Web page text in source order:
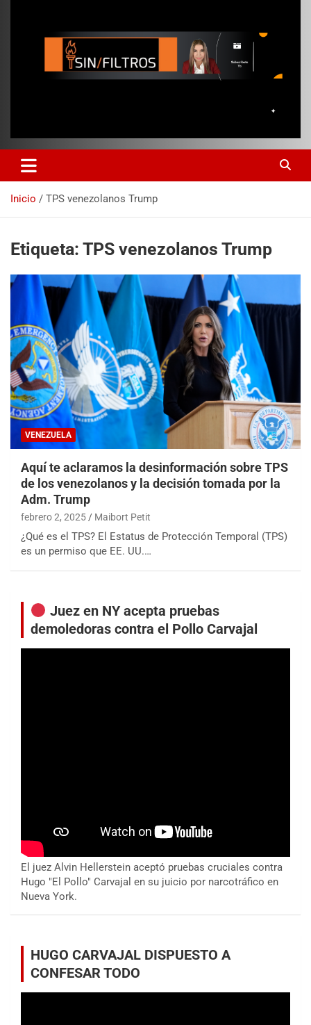
Inicio TPS venezolanos Trump
Etiqueta: TPS venezolanos Trump
VENEZUELA
Aquí te aclaramos la desinformación sobre TPS
de los venezolanos y la decisión tomada por la
Adm. Trump
febrero 2, 2025 Maibort Petit
¿Qué es el TPS? El Estatus de Protección Temporal (TPS)
es un permiso que EE. UU.…
Juez en NY acepta pruebas
demoledoras contra el Pollo Carvajal
El juez Alvin Hellerstein aceptó pruebas cruciales contra
Hugo "El Pollo" Carvajal en su juicio por narcotráfico en
Nueva York.
HUGO CARVAJAL DISPUESTO A
CONFESAR TODO